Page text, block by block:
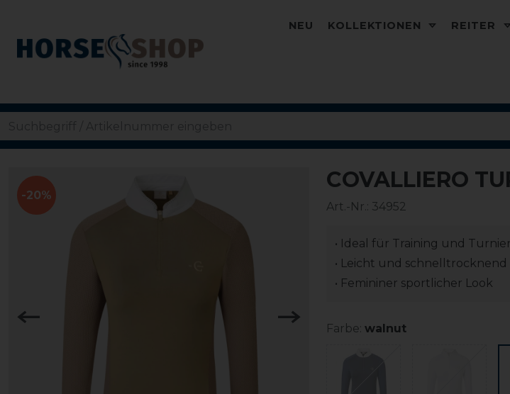
NEU KOLLEKTIONEN REITER
-20%
COVALLIERO
Art.-Nr.: 34952
• Ideal für Training und Turnier
• Leicht und schnelltrocknend
• Femininer sportlicher Look
Farbe: walnut